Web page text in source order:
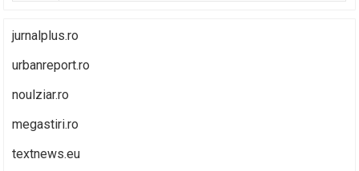
jurnalplus.ro
urbanreport.ro
noulziar.ro
megastiri.ro
textnews.eu